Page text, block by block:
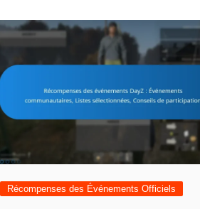
Récompenses des Événements Officiels